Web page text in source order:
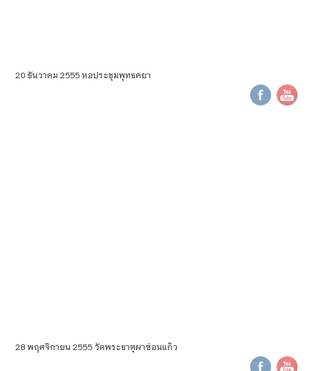
20 ธันวาคม 2555 หอประชุมพุทธคยา
28 พฤศจิกายน 2555 วัดพระธาตุผาซ่อนแก้ว